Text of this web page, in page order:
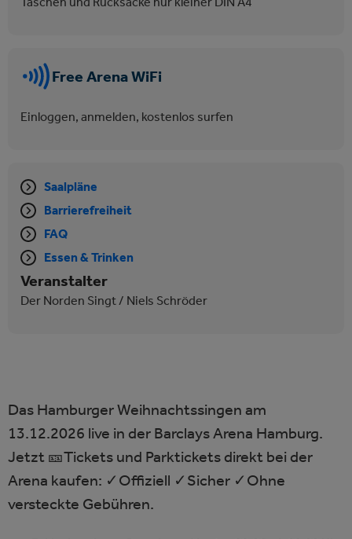
Free Arena WiFi
Einloggen, anmelden, kostenlos surfen
Saalpläne
Barrierefreiheit
FAQ
Essen & Trinken
Veranstalter
Der Norden Singt / Niels Schröder
Das Hamburger Weihnachtssingen am
13.12.2026 live in der Barclays Arena Hamburg.
Jetzt 🎫Tickets und Parktickets direkt bei der
Arena kaufen: ✓Offiziell ✓Sicher ✓Ohne
versteckte Gebühren.